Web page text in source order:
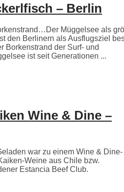
– Berlin
Müggelsee als
den Berlinern als Ausflugsziel
Borkenstrand der Surf- und
ist seit Generationen ...
Wine & Dine –
war zu einem Wine & Dine-
Weine aus Chile bzw.
Estancia Beef Club.